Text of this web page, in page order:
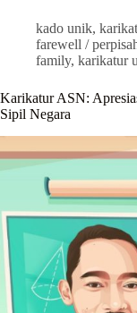
kado unik,
farewell /
family, karikatur
Karikatur ASN:
Sipil Negara